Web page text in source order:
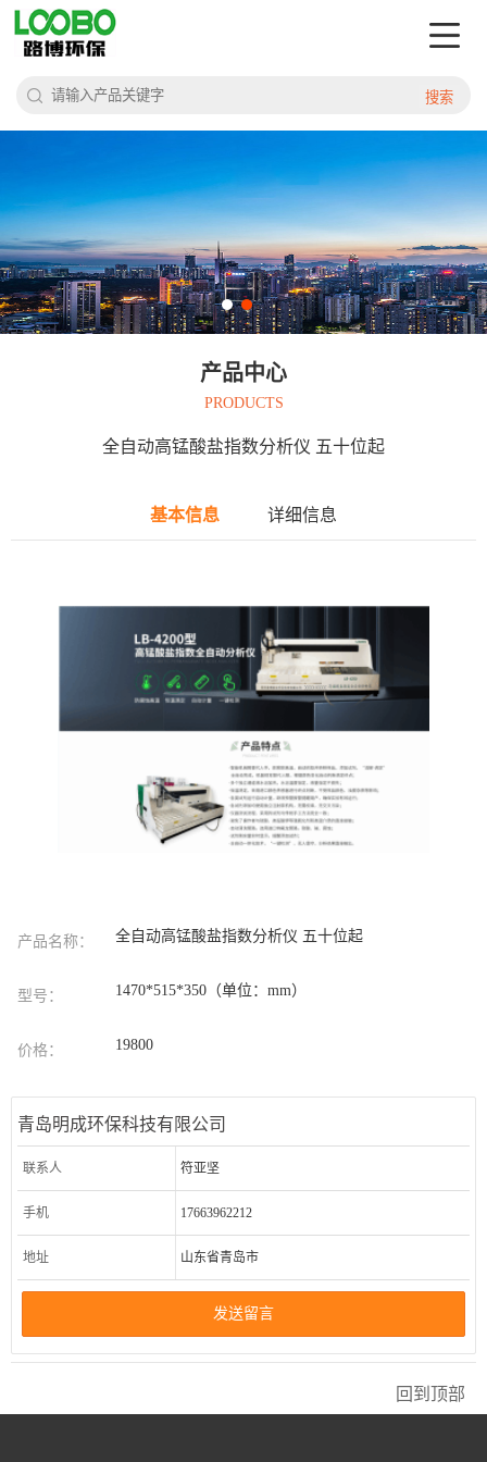
搜索
产品中心
PRODUCTS
全自动高锰酸盐指数分析仪 五十位起
基本信息 详细信息
产品名称： 全自动高锰酸盐指数分析仪 五十位起
型号： 1470*515*350（单位：mm）
价格： 19800
青岛明成环保科技有限公司
联系人 符亚坚
手机 17663962212
地址 山东省青岛市
发送留言
回到顶部